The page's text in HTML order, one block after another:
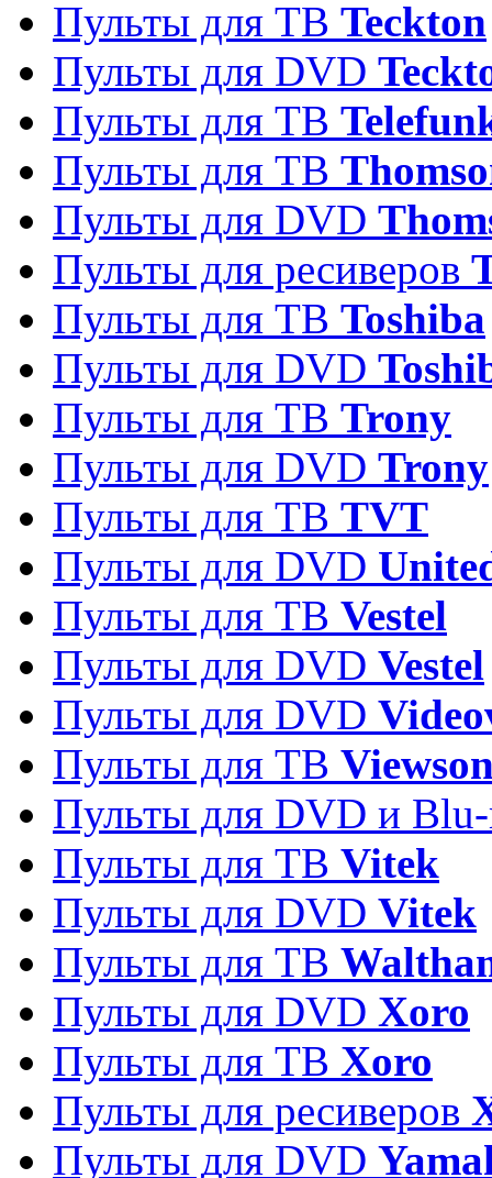
Пульты для ТВ Teckton
Пульты для DVD
Пульты для ТВ
Пульты для ТВ
Пульты для DVD
Пульты для ресиверов
Пульты для ТВ Toshiba
Пульты для DVD
Пульты для ТВ Trony
Пульты для DVD Trony
Пульты для ТВ TVT
Пульты для DVD
Пульты для ТВ Vestel
Пульты для DVD Vestel
Пульты для DVD
Пульты для ТВ
Пульты для DVD и
Пульты для ТВ Vitek
Пульты для DVD Vitek
Пульты для ТВ
Пульты для DVD Xoro
Пульты для ТВ Xoro
Пульты для ресиверов
Пульты для DVD